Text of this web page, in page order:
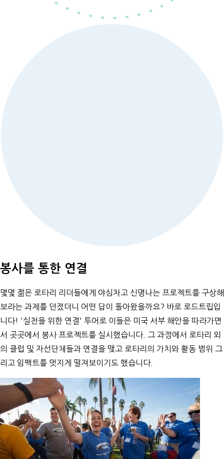
봉사를 통한 연결
몇몇 젊은 로타리 리더들에게 야심차고 신명나는 프로젝트를 구상해
보라는 과제를 던졌더니 어떤 답이 돌아왔을까요? 바로 로드트립입
니다! '실천을 위한 연결' 투어로 이들은 미국 서부 해안을 따라가면
서 곳곳에서 봉사 프로젝트를 실시했습니다. 그 과정에서 로타리 외
의 클럽 및 자선단체들과 연결을 맺고 로타리의 가치와 활동 범위 그
리고 임팩트를 멋지게 떨져보이기도 했습니다.